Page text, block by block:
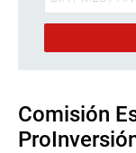
Comisión